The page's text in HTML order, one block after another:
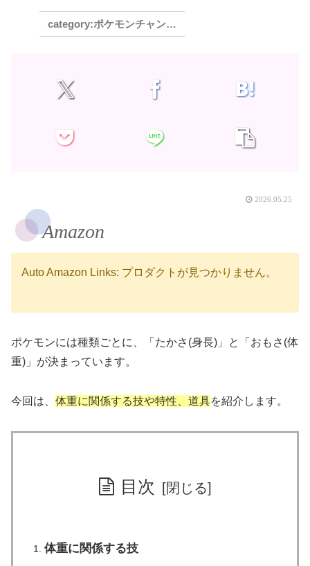
ポケモンチャンピオンズ
2026.05.25
Amazon
Auto Amazon Links: プロダクトが見つかりません。
ポケモンには種類ごとに、「たかさ(身長)」と「おもさ(体
重)」が決まっています。
今回は、 体重に関係する技や特性、道具を紹介します。
目次
体重に関係する技